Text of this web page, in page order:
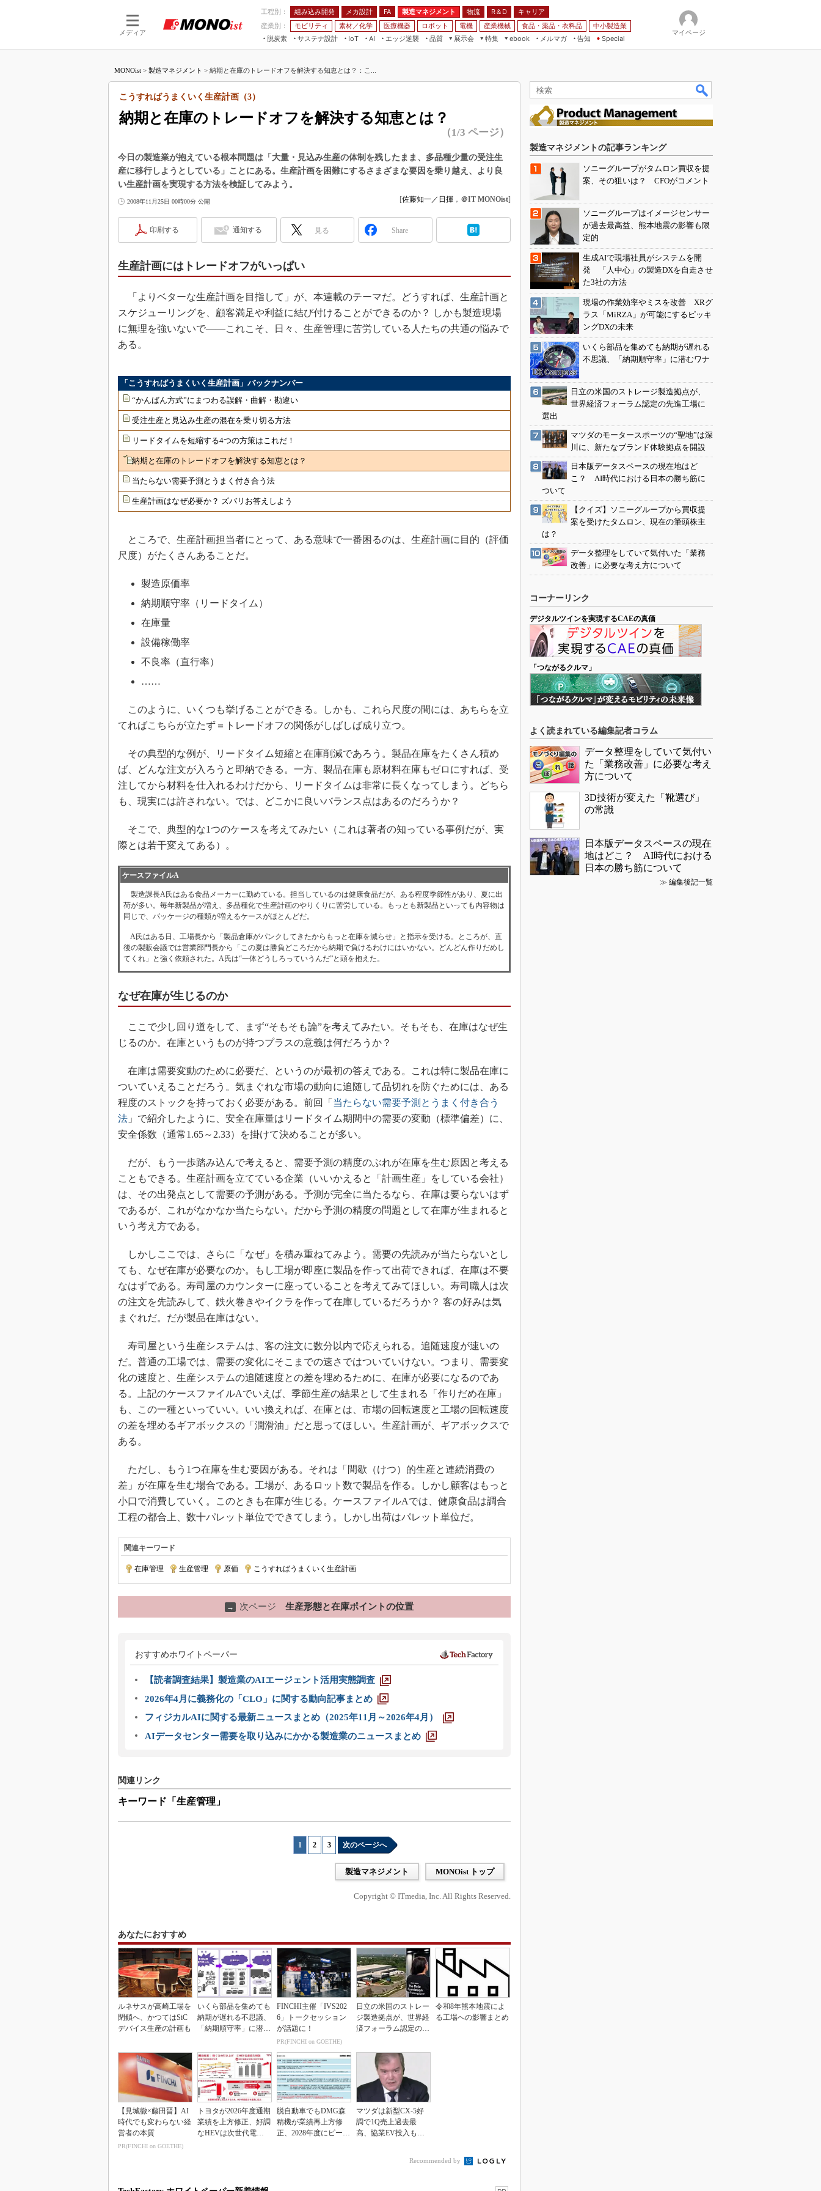
メディア
工程別： 組み込み開発 メカ設計 FA 製造マネジメント 物流 R＆D
キャリア
産業別：
モビリティ 素材／化学 医療機器 ロボット 電機 産業機械 食品・薬品・衣料品
中小製造業
脱炭素
サステナ設計
IoT
つながる工場
つながるサービス
AI
AI×設備保全
エッジ逆襲 品質
展示会
JIMTOF
IIFES
ジャパンモビリティショー
TECHNO-FRONTIER
EdgeTech+
特集
つながるクルマ
VR／AR
フィールドサービス
組み込み画像技術
Windows Embedded
ISO26262
3Dプリンタ
デジタルツインとCAE
S＆OP
インダストリー4.0
メイドインジャパン
植物工場
知財マネジメント
ebook
モビリティ
メルマガ
告知 Special
マイページ
MONOist > 製造マネジメント > 納期と在庫のトレードオフを解決する知恵とは？：こ...
納期と在庫のトレードオフを解決する知恵とは？
こうすればうまくいく生産計画（3）
（1/3 ページ）
今日の製造業が抱えている根本問題は「大量・見込み生産の体制を残したまま、多品種少量の受注生
産に移行しようとしている」ことにある。生産計画を困難にするさまざまな要因を乗り越え、より良
い生産計画を実現する方法を検証してみよう。
2008年11月25日 00時00分 公開 [佐藤知一／日揮 ， ＠IT MONOist]
印刷する 通知する 見る Share
生産計画にはトレードオフがいっぱい
「よりベターな生産計画を目指して」が、本連載のテーマだ。どうすれば、生産計画と
スケジューリングを、顧客満足や利益に結び付けることができるのか？ しかも製造現場
に無理を強いないで――これこそ、日々、生産管理に苦労している人たちの共通の悩みで
ある。
「こうすればうまくいく生産計画」バックナンバー
“かんばん方式”にまつわる誤解・曲解・勘違い
受注生産と見込み生産の混在を乗り切る方法
リードタイムを短縮する4つの方策はこれだ！
納期と在庫のトレードオフを解決する知恵とは？
当たらない需要予測とうまく付き合う法
生産計画はなぜ必要か？ ズバリお答えしよう
ところで、生産計画担当者にとって、ある意味で一番困るのは、生産計画に目的（評価
尺度）がたくさんあることだ。
製造原価率
納期順守率（リードタイム）
在庫量
設備稼働率
不良率（直行率）
……
このように、いくつも挙げることができる。しかも、これら尺度の間には、あちらを立
てればこちらが立たず＝トレードオフの関係がしばしば成り立つ。
その典型的な例が、リードタイム短縮と在庫削減であろう。製品在庫をたくさん積め
ば、どんな注文が入ろうと即納できる。一方、製品在庫も原材料在庫もゼロにすれば、受
注してから材料を仕入れるわけだから、リードタイムは非常に長くなってしまう。どちら
も、現実には許されない。では、どこかに良いバランス点はあるのだろうか？
そこで、典型的な1つのケースを考えてみたい（これは著者の知っている事例だが、実
際とは若干変えてある）。
ケースファイルA
製造課長A氏はある食品メーカーに勤めている。担当しているのは健康食品だが、ある程度季節性があり、夏に出
荷が多い。毎年新製品が増え、多品種化で生産計画のやりくりに苦労している。もっとも新製品といっても内容物は
同じで、パッケージの種類が増えるケースがほとんどだ。
A氏はある日、工場長から「製品倉庫がパンクしてきたからもっと在庫を減らせ」と指示を受ける。ところが、直
後の製販会議では営業部門長から「この夏は勝負どころだから納期で負けるわけにはいかない。どんどん作りだめし
てくれ」と強く依頼された。A氏は“一体どうしろっていうんだ”と頭を抱えた。
なぜ在庫が生じるのか
ここで少し回り道をして、まず“そもそも論”を考えてみたい。そもそも、在庫はなぜ生
じるのか。在庫というものが持つプラスの意義は何だろうか？
在庫は需要変動のために必要だ、というのが最初の答えである。これは特に製品在庫に
ついていえることだろう。気まぐれな市場の動向に追随して品切れを防ぐためには、ある
程度のストックを持っておく必要がある。前回「 当たらない需要予測とうまく付き合う
法 」で紹介したように、安全在庫量はリードタイム期間中の需要の変動（標準偏差）に、
安全係数（通常1.65～2.33）を掛けて決めることが多い。
だが、もう一歩踏み込んで考えると、需要予測の精度のぶれが在庫を生む原因と考える
こともできる。生産計画を立てている企業（いいかえると「計画生産」をしている会社）
は、その出発点として需要の予測がある。予測が完全に当たるなら、在庫は要らないはず
であるが、これがなかなか当たらない。だから予測の精度の問題として在庫が生まれると
いう考え方である。
しかしここでは、さらに「なぜ」を積み重ねてみよう。需要の先読みが当たらないとし
ても、なぜ在庫が必要なのか。もし工場が即座に製品を作って出荷できれば、在庫は不要
なはずである。寿司屋のカウンターに座っていることを考えてみてほしい。寿司職人は次
の注文を先読みして、鉄火巻きやイクラを作って在庫しているだろうか？ 客の好みは気
まぐれだ。だが製品在庫はない。
寿司屋という生産システムは、客の注文に数分以内で応えられる。追随速度が速いの
だ。普通の工場では、需要の変化にそこまでの速さではついていけない。つまり、需要変
化の速度と、生産システムの追随速度との差を埋めるために、在庫が必要になるのであ
る。上記のケースファイルAでいえば、季節生産の結果として生まれる「作りだめ在庫」
も、この一種といっていい。いい換えれば、在庫とは、市場の回転速度と工場の回転速度
の差を埋めるギアボックスの「潤滑油」だと思ってほしい。生産計画が、ギアボックスで
ある。
ただし、もう1つ在庫を生む要因がある。それは「間歇（けつ）的生産と連続消費の
差」が在庫を生む場合である。工場が、あるロット数で製品を作る。しかし顧客はもっと
小口で消費していく。このときも在庫が生じる。ケースファイルAでは、健康食品は調合
工程の都合上、数十パレット単位でできてしまう。しかし出荷はパレット単位だ。
関連キーワード
在庫管理 生産管理 原価 こうすればうまくいく生産計画
→ 次ページ 生産形態と在庫ポイントの位置
おすすめホワイトペーパー
【読者調査結果】製造業のAIエージェント活用実態調査
2026年4月に義務化の「CLO」に関する動向記事まとめ
フィジカルAIに関する最新ニュースまとめ（2025年11月～2026年4月）
AIデータセンター需要を取り込みにかかる製造業のニュースまとめ
関連リンク
キーワード「生産管理」
1 2 3 次のページへ
製造マネジメント MONOist トップ
Copyright © ITmedia, Inc. All Rights Reserved.
あなたにおすすめ
ルネサスが高崎工場を
閉鎖へ、かつてはSiC
デバイス生産の計画も
いくら部品を集めても
納期が遅れる不思議、
「納期順守率」に潜む
FINCHI主催「IVS202
6」トークセッション
が話題に！
PR(FINCHI on GOETHE)
日立の米国のストレー
ジ製造拠点が、世界経
済フォーラム認定の先
令和8年熊本地震によ
る工場への影響まとめ
【見城徹×藤田晋】AI
時代でも変わらない経
営者の本質
PR(FINCHI on GOETHE)
トヨタが2026年度通期
業績を上方修正、好調
なHEVは次世代電池
脱自動車でもDMG森
精機が業績再上方修
正、2028年度にピーク
マツダは新型CX-5好
調で1Q売上過去最
高、協業EV投入も通
Recommended by
製造マネジメントの記事ランキング
ソニーグループがタムロン買収を提
案、その狙いは？ CFOがコメント
ソニーグループはイメージセンサー
が過去最高益、熊本地震の影響も限
定的
生成AIで現場社員がシステムを開
発 「人中心」の製造DXを自走させ
た3社の方法
現場の作業効率やミスを改善 XRグ
ラス「MiRZA」が可能にするピッキ
ングDXの未来
いくら部品を集めても納期が遅れる
不思議、「納期順守率」に潜むワナ
日立の米国のストレージ製造拠点が、
世界経済フォーラム認定の先進工場に
選出
マツダのモータースポーツの“聖地”は深
川に、新たなブランド体験拠点を開設
日本版データスペースの現在地はど
こ？ AI時代における日本の勝ち筋に
ついて
【クイズ】ソニーグループから買収提
案を受けたタムロン、現在の筆頭株主
は？
データ整理をしていて気付いた「業務
改善」に必要な考え方について
コーナーリンク
デジタルツインを実現するCAEの真価
「つながるクルマ」
よく読まれている編集記者コラム
データ整理をしていて気付い
た「業務改善」に必要な考え
方について
3D技術が変えた「靴選び」
の常識
日本版データスペースの現在
地はどこ？ AI時代における
日本の勝ち筋について
≫ 編集後記一覧